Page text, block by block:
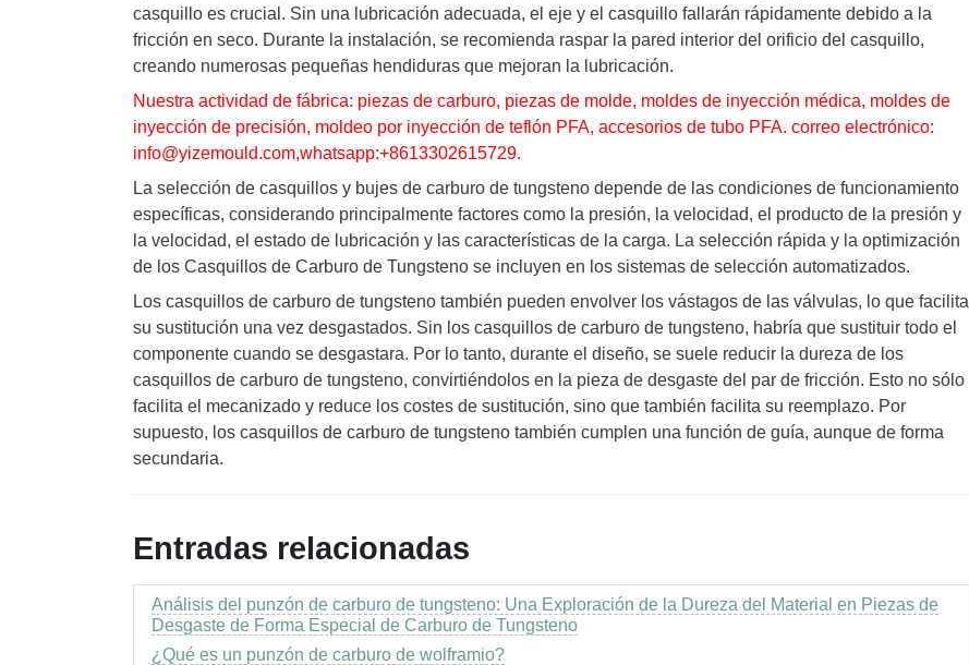
casquillo es crucial. Sin una lubricación adecuada, el eje y el casquillo fallarán rápidamente debido a la
fricción en seco. Durante la instalación, se recomienda raspar la pared interior del orificio del casquillo,
creando numerosas pequeñas hendiduras que mejoran la lubricación.
Nuestra actividad de fábrica: piezas de carburo, piezas de molde, moldes de inyección médica, moldes de
inyección de precisión, moldeo por inyección de teflón PFA, accesorios de tubo PFA. correo electrónico:
info@yizemould.com,whatsapp:+8613302615729.
La selección de casquillos y bujes de carburo de tungsteno depende de las condiciones de funcionamiento
específicas, considerando principalmente factores como la presión, la velocidad, el producto de la presión y
la velocidad, el estado de lubricación y las características de la carga. La selección rápida y la optimización
de los Casquillos de Carburo de Tungsteno se incluyen en los sistemas de selección automatizados.
Los casquillos de carburo de tungsteno también pueden envolver los vástagos de las válvulas, lo que facilita
su sustitución una vez desgastados. Sin los casquillos de carburo de tungsteno, habría que sustituir todo el
componente cuando se desgastara. Por lo tanto, durante el diseño, se suele reducir la dureza de los
casquillos de carburo de tungsteno, convirtiéndolos en la pieza de desgaste del par de fricción. Esto no sólo
facilita el mecanizado y reduce los costes de sustitución, sino que también facilita su reemplazo. Por
supuesto, los casquillos de carburo de tungsteno también cumplen una función de guía, aunque de forma
secundaria.
Entradas relacionadas
Análisis del punzón de carburo de tungsteno: Una Exploración de la Dureza del Material en Piezas de
Desgaste de Forma Especial de Carburo de Tungsteno
¿Qué es un punzón de carburo de wolframio?